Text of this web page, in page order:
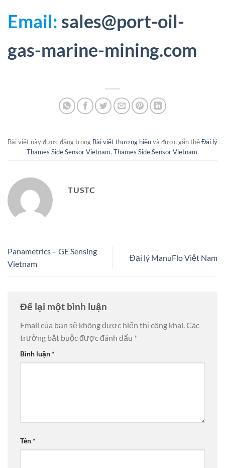
Email: sales@port-oil-
gas-marine-mining.com
Bài viết này được đăng trong Bài viết thương hiệuvà được gắn thẻĐại lý
Thames Side Sensor Vietnam, Thames Side Sensor Vietnam.
TUSTC
Panametrics – GE Sensing
Vietnam
Đại lý ManuFlo Việt Nam
Để lại một bình luận
Email của bạn sẽ không được hiển thị công khai.Các
trường bắt buộc được đánh dấu *
Bình luận*
Tên*